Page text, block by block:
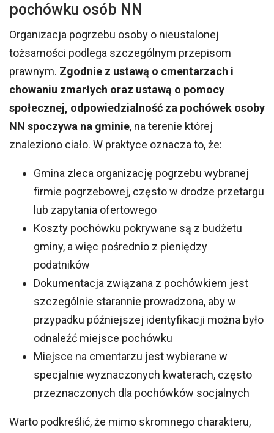
pochówku osób NN
Organizacja pogrzebu osoby o nieustalonej
tożsamości podlega szczególnym przepisom
prawnym. Zgodnie z ustawą o cmentarzach i
chowaniu zmarłych oraz ustawą o pomocy
społecznej, odpowiedzialność za pochówek osoby
NN spoczywa na gminie, na terenie której
znaleziono ciało. W praktyce oznacza to, że:
Gmina zleca organizację pogrzebu wybranej
firmie pogrzebowej, często w drodze przetargu
lub zapytania ofertowego
Koszty pochówku pokrywane są z budżetu
gminy, a więc pośrednio z pieniędzy
podatników
Dokumentacja związana z pochówkiem jest
szczególnie starannie prowadzona, aby w
przypadku późniejszej identyfikacji można było
odnaleźć miejsce pochówku
Miejsce na cmentarzu jest wybierane w
specjalnie wyznaczonych kwaterach, często
przeznaczonych dla pochówków socjalnych
Warto podkreślić, że mimo skromnego charakteru,